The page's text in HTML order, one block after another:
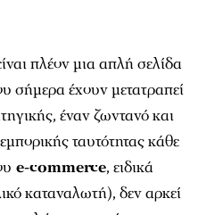
πλέον μια απλή σελίδα
σήμερα έχουν μετατραπεί
έναν ζωντανό και
ταυτότητας κάθε
e-commerce, ειδικά
καταναλωτή), δεν αρκεί